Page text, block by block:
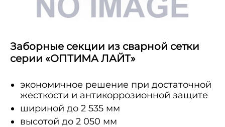
Заборные секции из сварной сетки
серии «ОПТИМА ЛАЙТ»
экономичное решение при достаточной
жесткости и антикоррозионной защите
шириной до 2 535 мм
высотой до 2 050 мм